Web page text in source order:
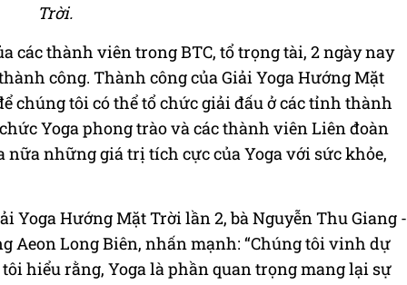
Trời.
các thành viên trong BTC, tổ trọng tài, 2 ngày nay
công. Thành công của Giải Yoga Hướng Mặt
chúng tôi có thể tổ chức giải đấu ở các tỉnh thành
Yoga phong trào và các thành viên Liên đoàn
những giá trị tích cực của Yoga với sức khỏe,
Yoga Hướng Mặt Trời lần 2, bà Nguyễn Thu Giang -
Aeon Long Biên, nhấn mạnh: “Chúng tôi vinh dự
hiểu rằng, Yoga là phần quan trọng mang lại sự